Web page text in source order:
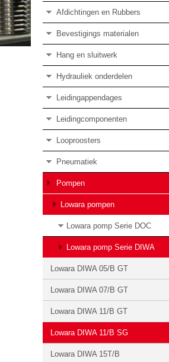
Afdichtingen en Rubbers
Bevestigings materialen
Hang en sluitwerk
Hydrauliek onderdelen
Leidingappendages
Leidingcomponenten
Looproosters
Pneumatiek
Pompen
Lowara pompen
Lowara pomp Serie DOC
Lowara pomp Serie DIWA
Lowara DIWA 05/B GT
Lowara DIWA 07/B GT
Lowara DIWA 11/B GT
Lowara DIWA 11/B SG
Lowara DIWA 15T/B